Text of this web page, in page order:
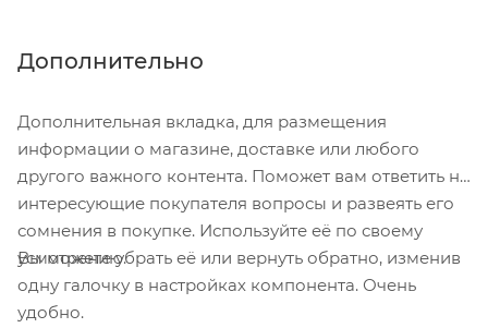
получения заказа обратитесь к сотруднику в
кассовой зоне и назовите номер.
Постамат. Когда заказ поступит на точку, на ваш
телефон или e-mail придет уникальный код.
Заказ нужно оплатить в терминале постамата.
Срок хранения — 3 дня.
Почтовая доставка через почту России. Когда
Дополнительно
Дополнительная вкладка, для размещения
информации о магазине, доставке или любого
другого важного контента. Поможет вам ответить на
интересующие покупателя вопросы и развеять его
сомнения в покупке. Используйте её по своему
усмотрению.
Вы можете убрать её или вернуть обратно, изменив
одну галочку в настройках компонента. Очень
удобно.